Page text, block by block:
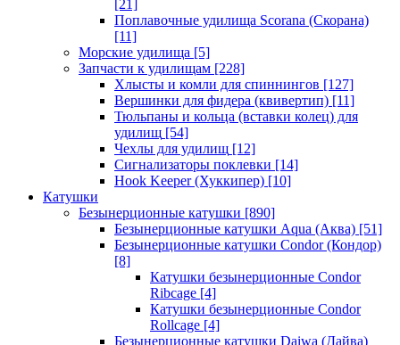
[21]
Поплавочные удилища Scorana (Скорана)
[11]
Морские удилища [5]
Запчасти к удилищам [228]
Хлысты и комли для спиннингов [127]
Вершинки для фидера (квивертип) [11]
Тюльпаны и кольца (вставки колец) для
удилищ [54]
Чехлы для удилищ [12]
Сигнализаторы поклевки [14]
Hook Keeper (Хуккипер) [10]
Катушки
Безынерционные катушки [890]
Безынерционные катушки Aqua (Аква) [51]
Безынерционные катушки Condor (Кондор)
[8]
Катушки безынерционные Condor
Ribcage [4]
Катушки безынерционные Condor
Rollcage [4]
Безынерционные катушки Daiwa (Дайва)